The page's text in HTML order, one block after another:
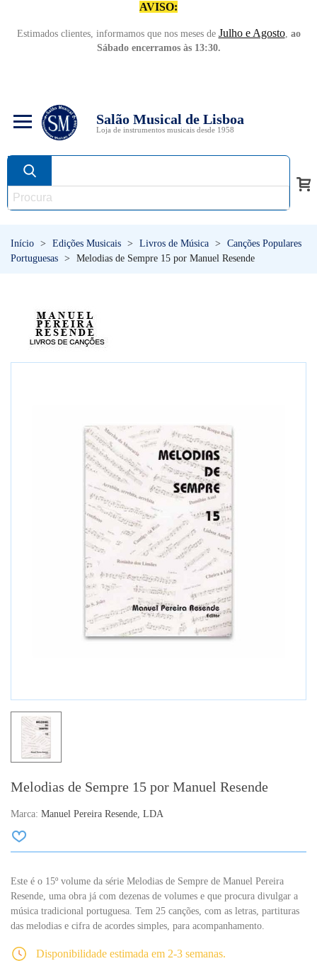
AVISO:
Estimados clientes, informamos que nos meses de Julho e Agosto, ao
Sábado encerramos às 13:30.
Salão Musical de Lisboa
Loja de instrumentos musicais desde 1958
Início > Edições Musicais > Livros de Música >
Canções Populares
Portuguesas > Melodias de Sempre 15 por Manuel Resende
Melodias de Sempre 15 por Manuel Resende
Marca: Manuel Pereira Resende, LDA
Este é o 15º volume da série Melodias de Sempre de Manuel Pereira
Resende, uma obra já com dezenas de volumes e que procura divulgar a
música tradicional portuguesa. Tem 25 canções, com as letras, partituras
das melodias e cifra de acordes simples, para acompanhamento.
Disponibilidade estimada em 2-3 semanas.